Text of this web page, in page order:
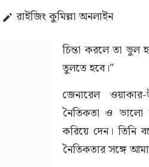
রাইজিং কুমিল্লা অনলাইন
চিন্তা করলে তা ভুল
তুলতে হবে।"
জেনারেল
নৈতিকতা ও ভালো
করিয়ে দেন। তিনি
নৈতিকতার সঙ্গে